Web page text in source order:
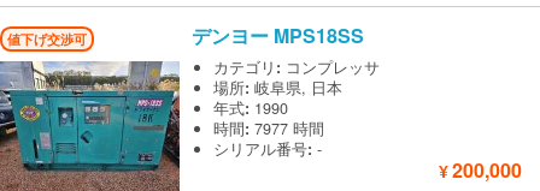
値下げ交渉可 デンヨー MPS18SS
カテゴリ : コンプレッサ
場所:岐阜県, 日本
年式: 1990
時間:7977 時間
シリアル番号:-
¥200,000